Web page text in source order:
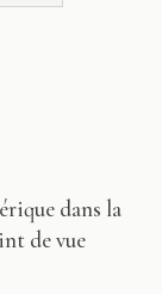
dans la
de vue